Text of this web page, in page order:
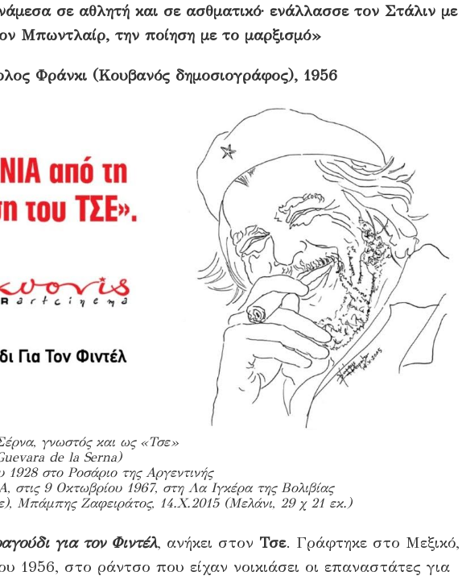
σε αθλητή και σε ασθματικό· ενάλλασσε τον Στάλιν με
Μπωντλαίρ, την ποίηση με το μαρξισμό»
Φράνκι (Κουβανός δημοσιογράφος), 1956
γνωστός και ως «Τσε»
de la Serna)
1928 στο Ροσάριο της Αργεντινής
στις 9 Οκτωβρίου 1967, στη Λα Ιγκέρα της Βολιβίας
Μπάμπης Ζαφειράτος, 14.Χ.2015 (Μελάνι, 29 χ 21 εκ.)
για τον Φιντέλ, ανήκει στον Τσε. Γράφτηκε στο Μεξικό,
1956, στο ράντσο που είχαν νοικιάσει οι επαναστάτες για